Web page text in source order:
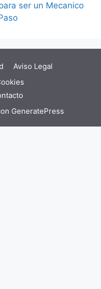
ser un Mecanico
Aviso Legal
GeneratePress